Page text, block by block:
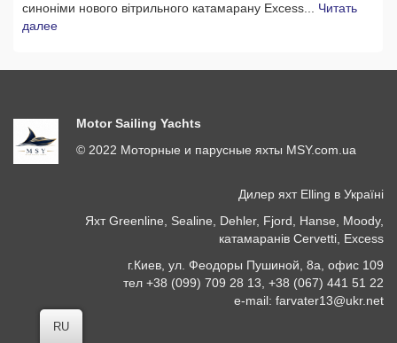
синоніми нового вітрильного катамарану Excess... Читать
далее
Motor Sailing Yachts
© 2022 Моторные и парусные яхты MSY.com.ua
Дилер яхт Elling в Україні
Яхт Greenline, Sealine, Dehler, Fjord, Hanse, Moody,
катамаранів Cervetti, Excess
г.Киев, ул. Феодоры Пушиной, 8а, офис 109
тел +38 (099) 709 28 13, +38 (067) 441 51 22
e-mail: farvater13@ukr.net
RU